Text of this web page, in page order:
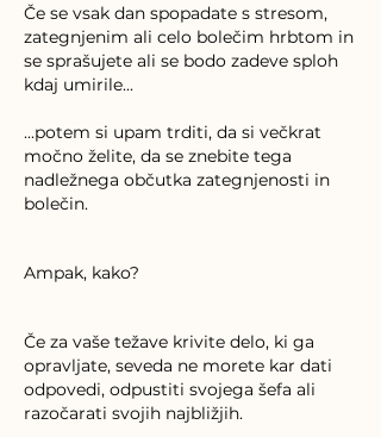
Če se vsak dan spopadate s stresom,
zategnjenim ali celo bolečim hrbtom in
se sprašujete ali se bodo zadeve sploh
kdaj umirile...
...potem si upam trditi, da si večkrat
močno želite, da se znebite tega
nadležnega občutka zategnjenosti in
bolečin.
Ampak, kako?
Če za vaše težave krivite delo, ki ga
opravljate, seveda ne morete kar dati
odpovedi, odpustiti svojega šefa ali
razočarati svojih najbližjih.